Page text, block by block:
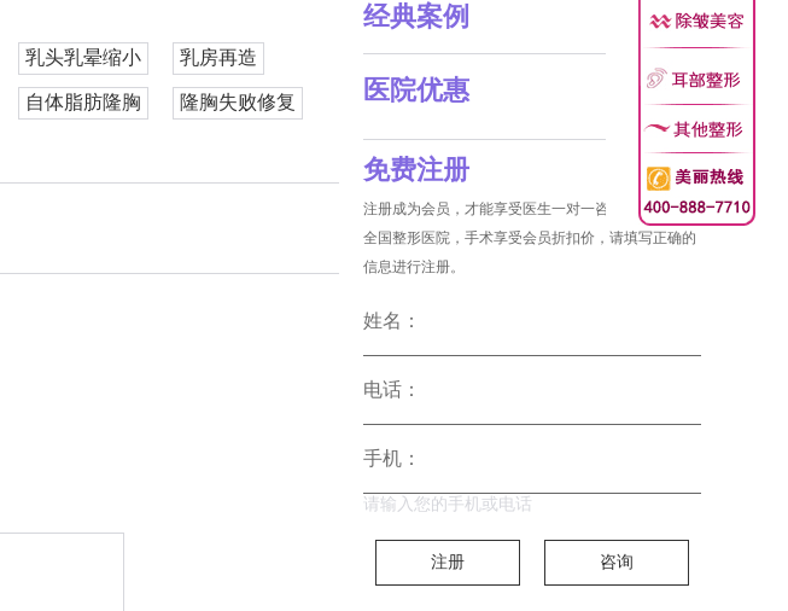
乳头乳晕缩小 乳房再造
自体脂肪隆胸 隆胸失败修复
经典案例
医院优惠
免费注册
注册成为会员，才能享受医生一对一咨询和没费预约
全国整形医院，手术享受会员折扣价，请填写正确的
信息进行注册。
姓名：
电话：
手机：
请输入您的手机或电话
注册 咨询